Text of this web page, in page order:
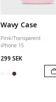
Wavy Case
Pink/Transparent
iPhone 15
299 SEK